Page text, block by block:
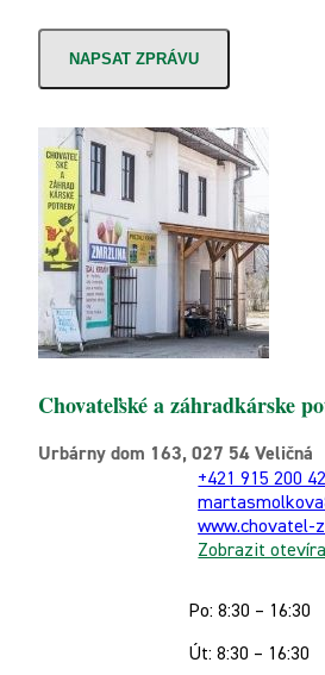
NAPSAT ZPRÁVU
Chovateľské a záhradkárske
Urbárny dom 163, 027 54 Veličná
+421 915 200
www.chovatel-
Zobrazit
Po: 8:30 – 16:30
Út: 8:30 – 16:30